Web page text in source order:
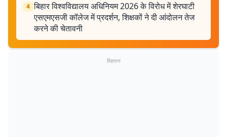
4 बिहार विश्वविद्यालय अधिनियम 2026 के विरोध में शेरघाटी
एसएमएसजी कॉलेज में प्रदर्शन, शिक्षकों ने दी आंदोलन तेज
करने की चेतावनी
विज्ञापन